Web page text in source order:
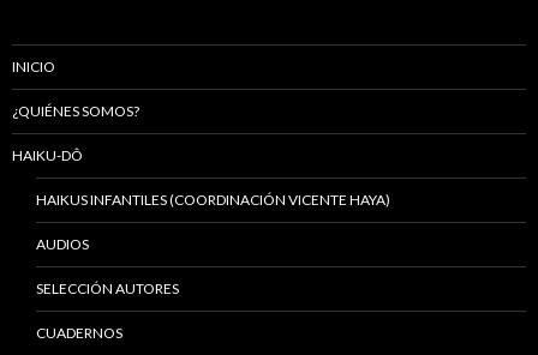
INICIO
¿QUIÉNES SOMOS?
HAIKU-DÔ
HAIKUS INFANTILES (COORDINACIÓN VICENTE HAYA)
AUDIOS
SELECCIÓN AUTORES
CUADERNOS